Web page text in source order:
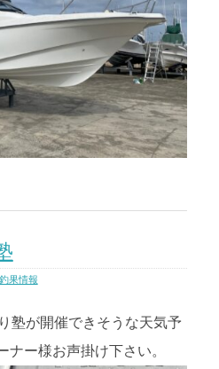
釣果情報
塾が開催できそうな天気予
ー様お声掛け下さい。